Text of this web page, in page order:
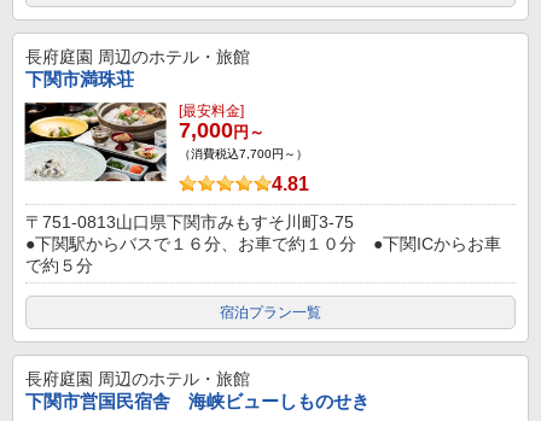
長府庭園 周辺のホテル・旅館
下関市満珠荘
[最安料金]
7,000円～
（消費税込7,700円～）
4.81
〒751-0813山口県下関市みもすそ川町3-75
●下関駅からバスで１６分、お車で約１０分 ●下関ICからお車
で約５分
宿泊プラン一覧
長府庭園 周辺のホテル・旅館
下関市営国民宿舎 海峡ビューしものせき